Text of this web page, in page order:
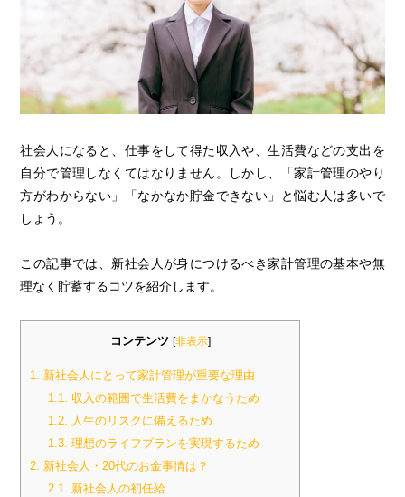
社会人になると、仕事をして得た収入や、生活費などの支出を
自分で管理しなくてはなりません。しかし、「家計管理のやり
方がわからない」「なかなか貯金できない」と悩む人は多いで
しょう。
この記事では、新社会人が身につけるべき家計管理の基本や無
理なく貯蓄するコツを紹介します。
コンテンツ [非表示]
1. 新社会人にとって家計管理が重要な理由
1.1. 収入の範囲で生活費をまかなうため
1.2. 人生のリスクに備えるため
1.3. 理想のライフプランを実現するため
2. 新社会人・20代のお金事情は？
2.1. 新社会人の初任給